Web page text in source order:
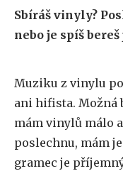
Sbíráš vinyly?
nebo je spíš
Muziku z vinylu
ani hifista. Možná
mám vinylů málo
poslechnu, mám
gramec je